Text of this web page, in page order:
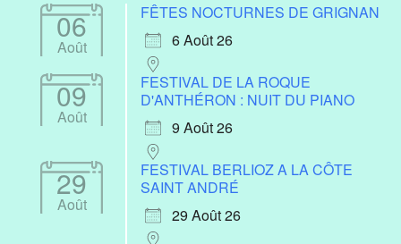
06
Août
FÊTES NOCTURNES DE GRIGNAN
6 Août 26
09
Août
FESTIVAL DE LA ROQUE
D'ANTHÉRON : NUIT DU PIANO
9 Août 26
29
Août
FESTIVAL BERLIOZ A LA CÔTE
SAINT ANDRÉ
29 Août 26